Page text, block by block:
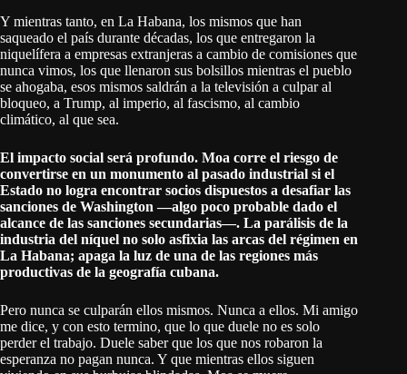
Y mientras tanto, en La Habana, los mismos que han
saqueado el país durante décadas, los que entregaron la
niquelífera a empresas extranjeras a cambio de comisiones que
nunca vimos, los que llenaron sus bolsillos mientras el pueblo
se ahogaba, esos mismos saldrán a la televisión a culpar al
bloqueo, a Trump, al imperio, al fascismo, al cambio
climático, al que sea.
El impacto social será profundo. Moa corre el riesgo de
convertirse en un monumento al pasado industrial si el
Estado no logra encontrar socios dispuestos a desafiar las
sanciones de Washington —algo poco probable dado el
alcance de las sanciones secundarias—. La parálisis de la
industria del níquel no solo asfixia las arcas del régimen en
La Habana; apaga la luz de una de las regiones más
productivas de la geografía cubana.
Pero nunca se culparán ellos mismos. Nunca a ellos. Mi amigo
me dice, y con esto termino, que lo que duele no es solo
perder el trabajo. Duele saber que los que nos robaron la
esperanza no pagan nunca. Y que mientras ellos siguen